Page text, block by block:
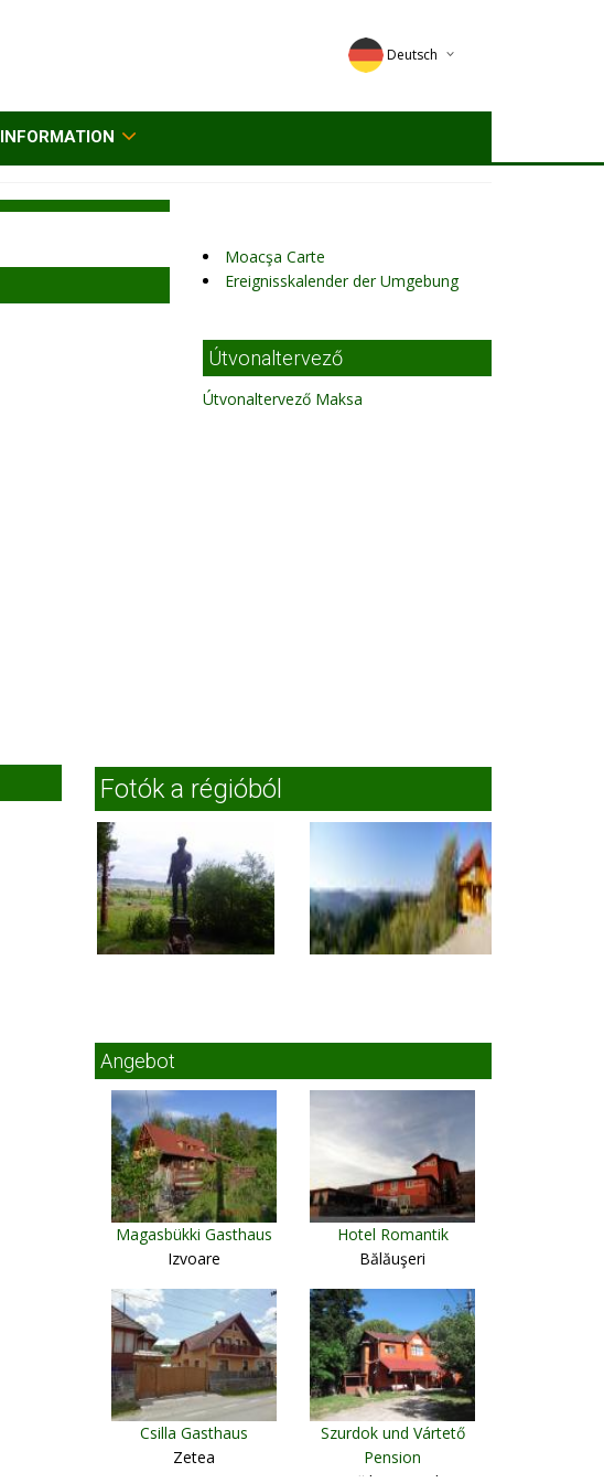
Deutsch
English
INFORMATION
Moacşa Carte
Ereignisskalender der Umgebung
Útvonaltervező
Útvonaltervező Maksa
Fotók a régióból
Angebot
Magasbükki Gasthaus
Izvoare
Hotel Romantik
Bălăuşeri
Csilla Gasthaus
Zetea
Szurdok und Vártető
Pension